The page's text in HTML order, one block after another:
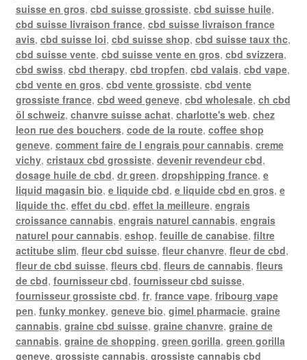
suisse en gros, cbd suisse grossiste, cbd suisse huile,
cbd suisse livraison france, cbd suisse livraison france
avis, cbd suisse loi, cbd suisse shop, cbd suisse taux thc,
cbd suisse vente, cbd suisse vente en gros, cbd svizzera,
cbd swiss, cbd therapy, cbd tropfen, cbd valais, cbd vape,
cbd vente en gros, cbd vente grossiste, cbd vente
grossiste france, cbd weed geneve, cbd wholesale, ch cbd
öl schweiz, chanvre suisse achat, charlotte's web, chez
leon rue des bouchers, code de la route, coffee shop
geneve, comment faire de l engrais pour cannabis, creme
vichy, cristaux cbd grossiste, devenir revendeur cbd,
dosage huile de cbd, dr green, dropshipping france, e
liquid magasin bio, e liquide cbd, e liquide cbd en gros, e
liquide thc, effet du cbd, effet la meilleure, engrais
croissance cannabis, engrais naturel cannabis, engrais
naturel pour cannabis, eshop, feuille de canabise, filtre
actitube slim, fleur cbd suisse, fleur chanvre, fleur de cbd,
fleur de cbd suisse, fleurs cbd, fleurs de cannabis, fleurs
de cbd, fournisseur cbd, fournisseur cbd suisse,
fournisseur grossiste cbd, fr, france vape, fribourg vape
pen, funky monkey, geneve bio, gimel pharmacie, graine
cannabis, graine cbd suisse, graine chanvre, graine de
cannabis, graine de shopping, green gorilla, green gorilla
geneve, grossiste cannabis, grossiste cannabis cbd